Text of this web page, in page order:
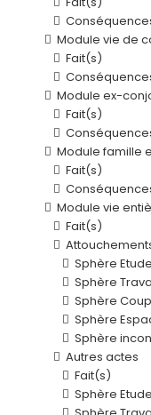
Module vie de
Fait(s)
Module ex-
Fait(s)
Module famille
Fait(s)
Module vie
Fait(s)
Sphère
Sphère
Sphère
Sphère
Sphère
Autres actes
Fait(s)
Sphère